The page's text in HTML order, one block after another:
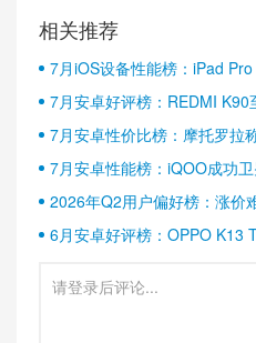
相关推荐
7月iOS设备性能榜：iPad
7月安卓好评榜：REDMI
半壁江山
7月安卓性价比榜：摩托罗拉
7月安卓性能榜：iQOO成功
2026年Q2用户偏好榜：涨价
6月安卓好评榜：OPPO K13